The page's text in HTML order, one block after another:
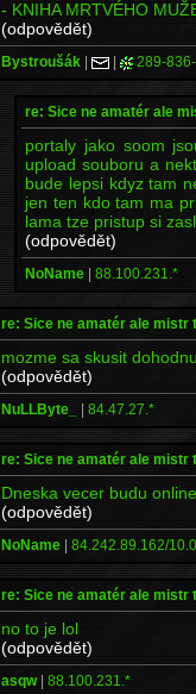
- KNIHA MRTVÉHO
(odpovědět)
Bystroušák | | 289-
re: Sice ne amatér ale
portaly jako soom
upload souboru a
bude lepsi kdyz tam
jen ten kdo tam ma
lama tze pristup si
(odpovědět)
NoName | 88.100.231.*
re: Sice ne amatér ale mistr
mozme sa skusit
(odpovědět)
NuLLByte_ | 84.47.27.*
re: Sice ne amatér ale mistr
Dneska vecer budu
(odpovědět)
NoName | 84.242.89.162/
re: Sice ne amatér ale mistr
no to je lol
(odpovědět)
asqw| 88.100.231.*